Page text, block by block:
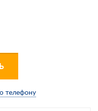
телефону